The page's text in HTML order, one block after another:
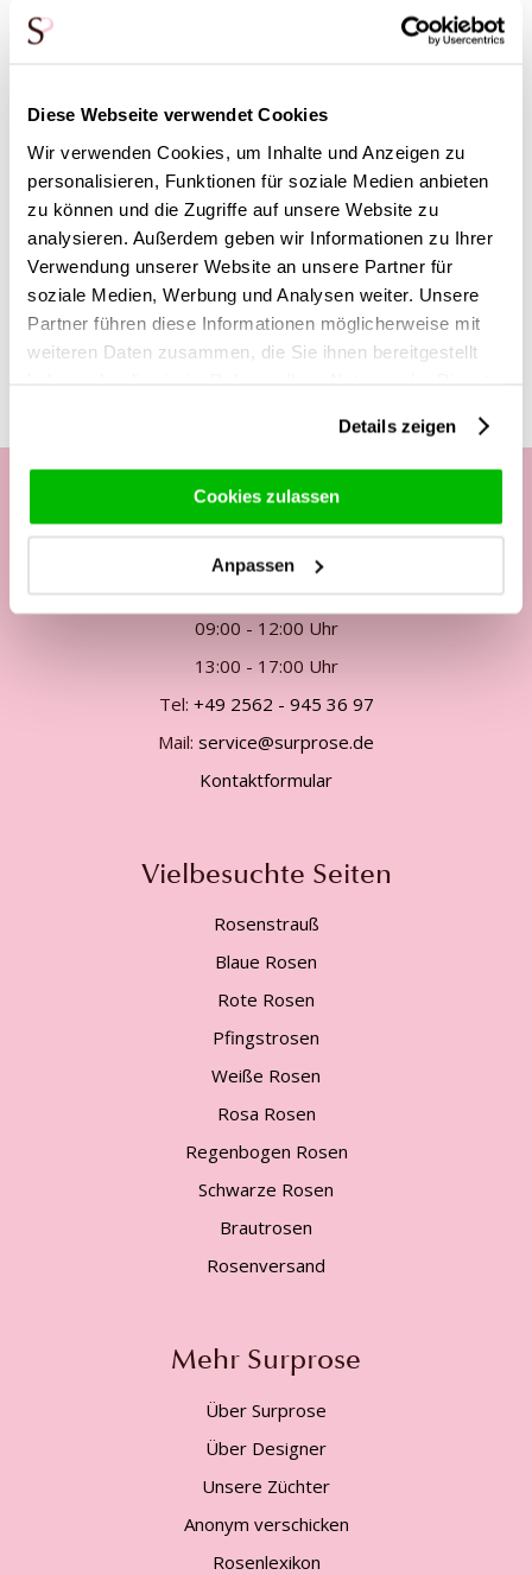
Diese Webseite verwendet Cookies
Wir verwenden Cookies, um Inhalte und Anzeigen zu
personalisieren, Funktionen für soziale Medien anbieten
zu können und die Zugriffe auf unsere Website zu
analysieren. Außerdem geben wir Informationen zu Ihrer
Verwendung unserer Website an unsere Partner für
soziale Medien, Werbung und Analysen weiter. Unsere
Partner führen diese Informationen möglicherweise mit
weiteren Daten zusammen, die Sie ihnen bereitgestellt
Details zeigen
Cookies zulassen
Anpassen
Nachricht in das Feld, dann drucken wir diese auf eine
Grußkarte und legen sie dem Paket bei. Ohne Grußtext weiß
deiner Bestellung etwas hinzufügen, um den Empfänger
noch mehr zu überraschen? Das ist möglich, wir haben
leckereZusatz-Geschenke wie Schokolade, Wein,
Champagnerund vieles mehr!
Diese Produkte könnten dich auch
interessieren
Unsere Kundenhotline:
Telefonisch Mo. - Fr. von
09:00 - 12:00 Uhr
13:00 - 17:00 Uhr
Tel: +49 2562 - 945 36 97
Mail: service@surprose.de
Kontaktformular
Vielbesuchte Seiten
Rosenstrauß
Blaue Rosen
Rote Rosen
Pfingstrosen
Weiße Rosen
Rosa Rosen
Regenbogen Rosen
Schwarze Rosen
Brautrosen
Rosenversand
Mehr Surprose
Über Surprose
Über Designer
Unsere Züchter
Anonym verschicken
Rosenlexikon